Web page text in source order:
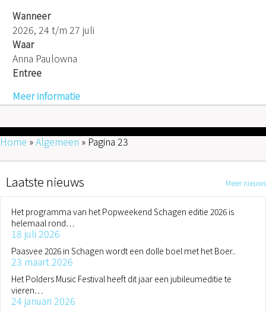
Wanneer
2026, 24 t/m 27 juli
Waar
Anna Paulowna
Entree
Meer informatie
Home »Algemeen » Pagina 23
Laatste nieuws Meer nieuws
Het programma van het Popweekend Schagen editie 2026 is
helemaal rond…
18 juli 2026
Paasvee 2026 in Schagen wordt een dolle boel met het Boer..
23 maart 2026
Het Polders Music Festival heeft dit jaar een jubileumeditie te
vieren…
24 januari 2026